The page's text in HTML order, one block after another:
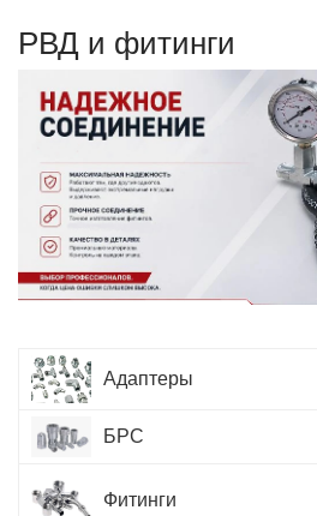
РВД и фитинги
Адаптеры
БРС
Фитинги